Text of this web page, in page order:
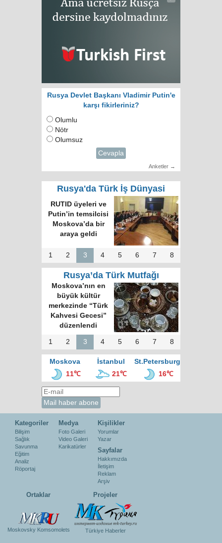
Rusya Devlet Başkanı Vladimir Putin'e
karşı fikirleriniz?
Olumlu
Nötr
Olumsuz
Cevapla
Anketler →
Rusya'da Türk İş Dünyasi
RUTID üyeleri ve
Putin’in temsilcisi
Moskova’da bir
araya geldi
1 2 3 4 5 6 7 8
Rusya’da Türk Mutfağı
Moskova’nın en
büyük kültür
merkezinde “Türk
Kahvesi Gecesi”
düzenlendi
1 2 3 4 5 6 7 8
Moskova İstanbul
St.Petersburg
11℃
21℃ 16℃
Kategoriler
Bilişim
Sağlık
Savunma
Eğitim
Analiz
Röportaj
Medya
Foto Galeri
Video Galeri
Karikatürler
Kişilikler
Yorumlar
Yazar
Sayfalar
Hakkımızda
İletişim
Reklam
Arşiv
Ortaklar
Moskovsky Komsomolets
Projeler
Türkiye Haberler